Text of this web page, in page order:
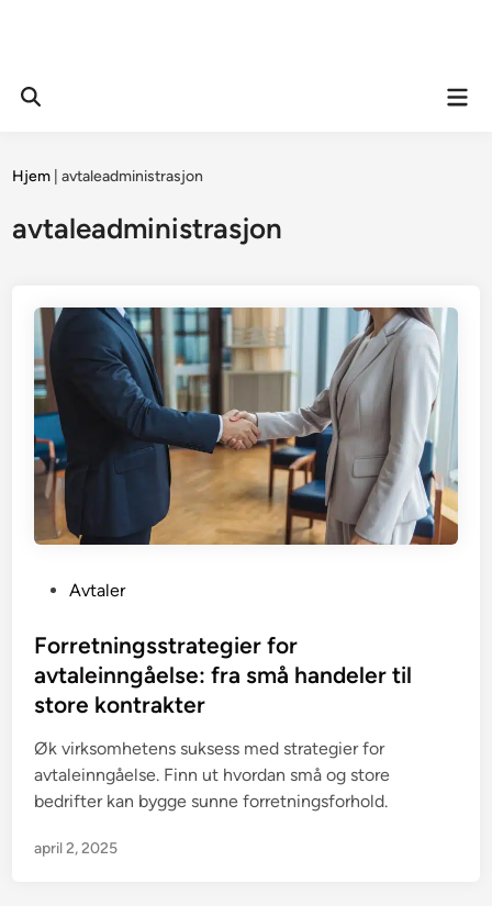
Open
Hjem |avtaleadministrasjon
avtaleadministrasjon
s
t
i
n
Avtaler
Forretningsstrategier for
avtaleinngåelse: fra små handeler til
store kontrakter
Øk virksomhetens suksess med strategier for
avtaleinngåelse. Finn ut hvordan små og store
bedrifter kan bygge sunne forretningsforhold.
april 2, 2025